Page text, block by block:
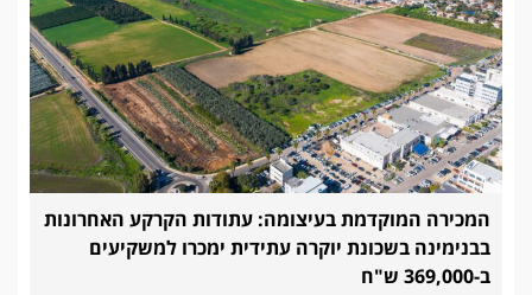
המכירה המוקדמת בעיצומה: עתודות הקרקע האחרונות
בבנימינה בשכונת יוקרה עתידית ימכרו למשקיעים
ב-369,000 ש"ח